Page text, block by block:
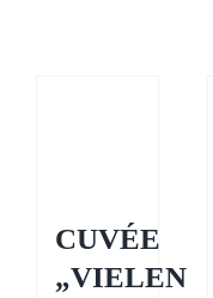
CUVÉE
„VIELEN